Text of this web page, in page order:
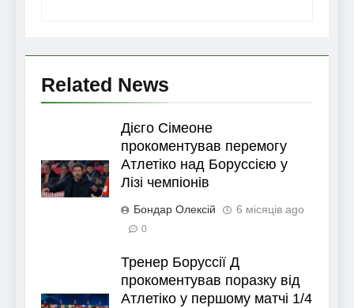
Related News
Дієго Сімеоне
прокоментував перемогу
Атлетіко над Боруссією у
Лізі чемпіонів
Бондар Олексій 6 місяців ago
0
Тренер Боруссії Д
прокоментував поразку від
Атлетіко у першому матчі 1/4